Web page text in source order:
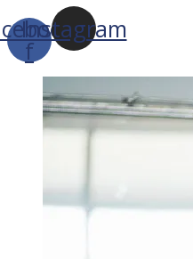
f
Instagram